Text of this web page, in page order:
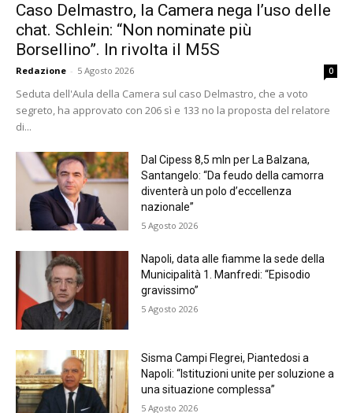
Caso Delmastro, la Camera nega l’uso delle
chat. Schlein: “Non nominate più
Borsellino”. In rivolta il M5S
Redazione - 5 Agosto 2026 0
Seduta dell'Aula della Camera sul caso Delmastro, che a voto
segreto, ha approvato con 206 sì e 133 no la proposta del relatore
di...
Dal Cipess 8,5 mln per La Balzana,
Santangelo: “Da feudo della camorra
diventerà un polo d’eccellenza
nazionale”
5 Agosto 2026
Napoli, data alle fiamme la sede della
Municipalità 1. Manfredi: “Episodio
gravissimo”
5 Agosto 2026
Sisma Campi Flegrei, Piantedosi a
Napoli: “Istituzioni unite per soluzione a
una situazione complessa”
5 Agosto 2026